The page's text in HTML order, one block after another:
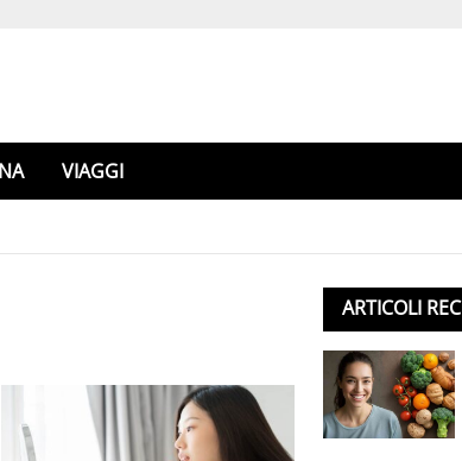
VIAGGI
ARTICOLI